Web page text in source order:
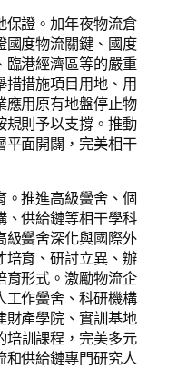
保證。加年夜物流倉
國度物流關鍵、國度
臨港經濟區等的嚴重
措措施項目用地、用
應用原有地盤停止物
規則予以支撐。推動
平面開闢，完美相干
。推進高級黌舍、個
、供給鏈等相干學科
級黌舍深化與國際外
培育、研討立異、辦
育形式。激勵物流企
工作黌舍、科研機構
財產學院、實訓基地
培訓課程，完美多元
和供給鏈專門研究人